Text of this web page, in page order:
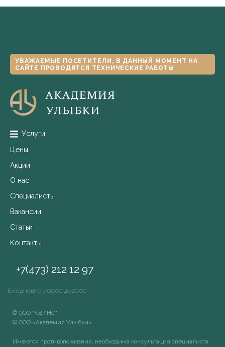
УВАЖАЕМЫЕ ПОСЕТИТЕЛИ, В ДАННЫЙ МОМЕНТ НА
САЙТЕ ПРОВОДЯТСЯ ТЕХНИЧЕСКИЕ РАБОТЫ
Услуги
Цены
Акции
О нас
Специалисты
Вакансии
Статьи
Контакты
+7(473) 212 12 97
Ежедневно с 09:00 до 20:00
© ООО "КВИНС"
© ООО «Академия Улыбки»
Имеются противопоказания, необходима консультация специалиста